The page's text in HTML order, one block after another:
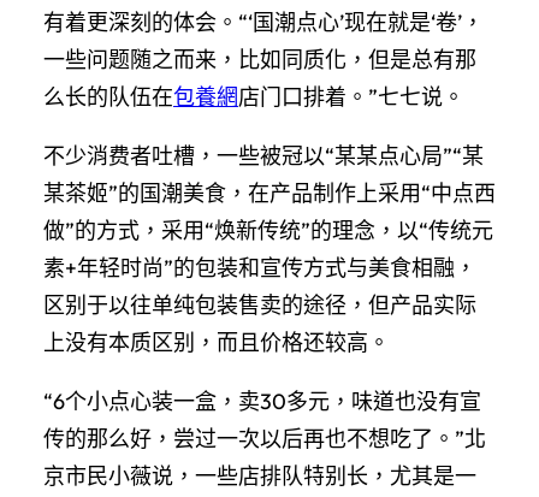
有着更深刻的体会。“‘国潮点心’现在就是‘卷’，
一些问题随之而来，比如同质化，但是总有那
么长的队伍在包養網店门口排着。”七七说。
不少消费者吐槽，一些被冠以“某某点心局”“某
某茶姬”的国潮美食，在产品制作上采用“中点西
做”的方式，采用“焕新传统”的理念，以“传统元
素+年轻时尚”的包装和宣传方式与美食相融，
区别于以往单纯包装售卖的途径，但产品实际
上没有本质区别，而且价格还较高。
“6个小点心装一盒，卖30多元，味道也没有宣
传的那么好，尝过一次以后再也不想吃了。”北
京市民小薇说，一些店排队特别长，尤其是一